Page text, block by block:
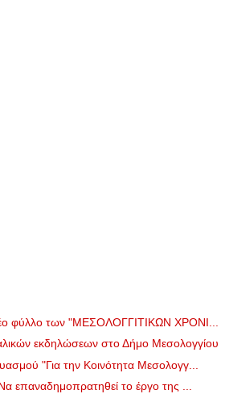
φύλλο των "ΜΕΣΟΛΟΓΓΙΤΙΚΩΝ ΧΡΟΝΙ...
εκδηλώσεων στο Δήμο Μεσολογγίου
"Για την Κοινότητα Μεσολογγ...
επαναδημοπρατηθεί το έργο της ...